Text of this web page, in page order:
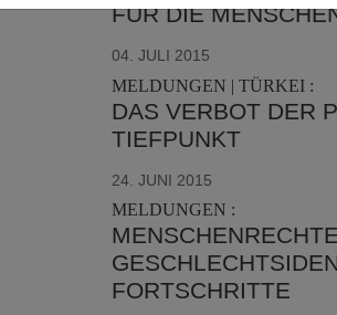
FÜR DIE
04. JULI 2015
MELDUNGEN | TÜRKEI :
DAS VERBOT DER
TIEFPUNKT
24. JUNI 2015
MELDUNGEN :
FORTSCHRITTE